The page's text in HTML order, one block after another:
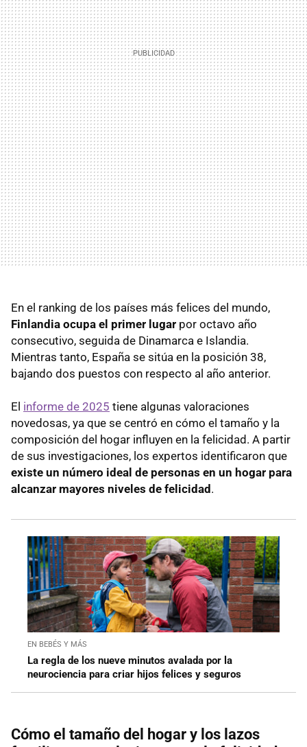
En el ranking de los países más felices del mundo,
Finlandia ocupa el primer lugar por octavo año
consecutivo, seguida de Dinamarca e Islandia.
Mientras tanto, España se sitúa en la posición 38,
bajando dos puestos con respecto al año anterior.
El informe de 2025 tiene algunas valoraciones
novedosas, ya que se centró en cómo el tamaño y la
composición del hogar influyen en la felicidad. A partir
de sus investigaciones, los expertos identificaron que
existe un número ideal de personas en un hogar para
alcanzar mayores niveles de felicidad.
EN BEBÉS Y MÁS
La regla de los nueve minutos avalada por la
neurociencia para criar hijos felices y seguros
Cómo el tamaño del hogar y los lazos